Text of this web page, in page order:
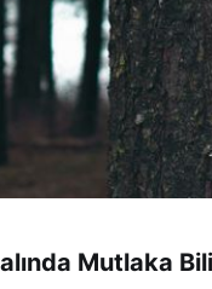
Mutlaka